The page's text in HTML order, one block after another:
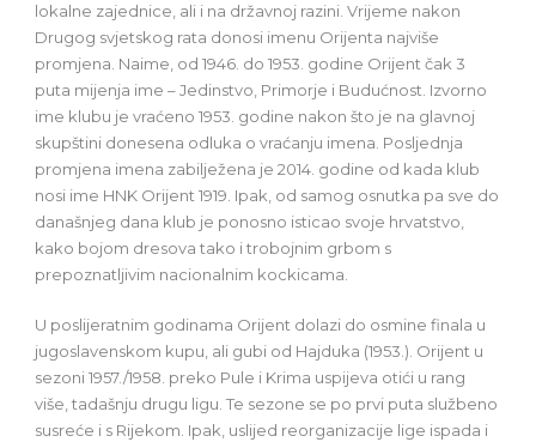
lokalne zajednice, ali i na državnoj razini. Vrijeme nakon
Drugog svjetskog rata donosi imenu Orijenta najviše
promjena. Naime, od 1946. do 1953. godine Orijent čak 3
puta mijenja ime – Jedinstvo, Primorje i Budućnost. Izvorno
ime klubu je vraćeno 1953. godine nakon što je na glavnoj
skupštini donesena odluka o vraćanju imena. Posljednja
promjena imena zabilježena je 2014. godine od kada klub
nosi ime HNK Orijent 1919. Ipak, od samog osnutka pa sve do
današnjeg dana klub je ponosno isticao svoje hrvatstvo,
kako bojom dresova tako i trobojnim grbom s
prepoznatljivim nacionalnim kockicama.
U poslijeratnim godinama Orijent dolazi do osmine finala u
jugoslavenskom kupu, ali gubi od Hajduka (1953.). Orijent u
sezoni 1957./1958. preko Pule i Krima uspijeva otići u rang
više, tadašnju drugu ligu. Te sezone se po prvi puta službeno
susreće i s Rijekom. Ipak, uslijed reorganizacije lige ispada i